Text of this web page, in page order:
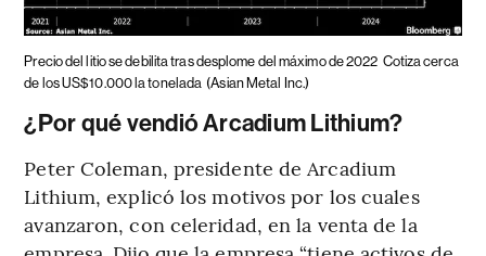
Precio del litio se debilita tras desplome del máximo de 2022 Cotiza cerca
de los US$10.000 la tonelada (Asian Metal Inc.)
¿Por qué vendió Arcadium Lithium?
Peter Coleman, presidente de Arcadium
Lithium, explicó los motivos por los cuales
avanzaron, con celeridad, en la venta de la